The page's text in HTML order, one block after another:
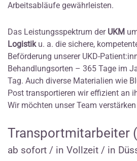
Arbeitsabläufe gewährleisten.
Das Leistungsspektrum der UKM
Logistik u. a. die sichere,
Beförderung unserer UKD-
Behandlungsorten – 365 Tage im
Tag. Auch diverse Materialien wie
Post transportieren wir effizient an
Wir möchten unser Team
Transportmitarbeiter
ab sofort / in Vollzeit / in